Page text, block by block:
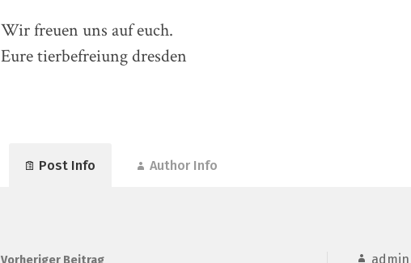
Wir freuen uns auf euch.
Eure tierbefreiung dresden
Post Info Author Info
admin
Vorheriger Beitrag